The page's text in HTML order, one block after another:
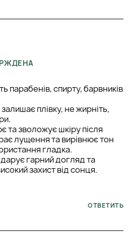
парабенів, спирту, барвників
плівку, не жирніть,
зволожує шкіру після
лущення та вирівнює тон
гладка.
гарний догляд та
захист від сонця.
ОТВЕТИТЬ